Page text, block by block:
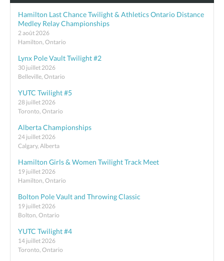
Hamilton Last Chance Twilight & Athletics Ontario Distance
Medley Relay Championships
2 août 2026
Hamilton, Ontario
Lynx Pole Vault Twilight #2
30 juillet 2026
Belleville, Ontario
YUTC Twilight #5
28 juillet 2026
Toronto, Ontario
Alberta Championships
24 juillet 2026
Calgary, Alberta
Hamilton Girls & Women Twilight Track Meet
19 juillet 2026
Hamilton, Ontario
Bolton Pole Vault and Throwing Classic
19 juillet 2026
Bolton, Ontario
YUTC Twilight #4
14 juillet 2026
Toronto, Ontario